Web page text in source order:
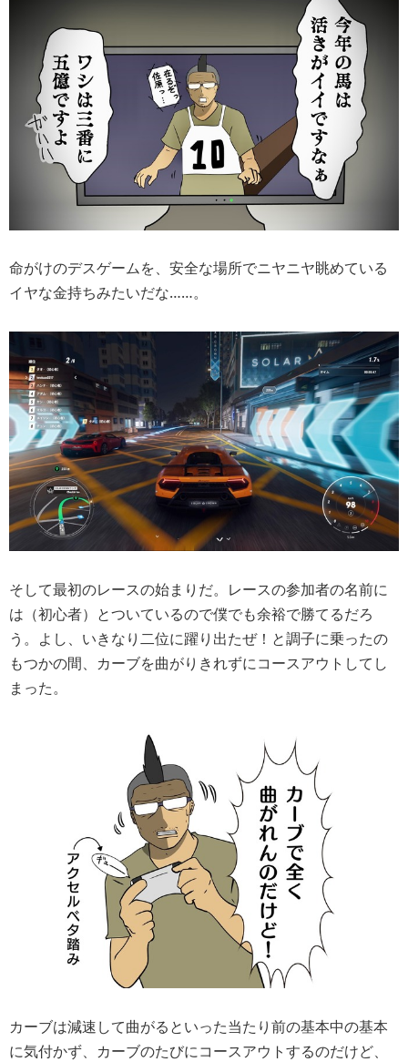
命がけのデスゲームを、安全な場所でニヤニヤ眺めている
イヤな金持ちみたいだな……。
そして最初のレースの始まりだ。レースの参加者の名前に
は（初心者）とついているので僕でも余裕で勝てるだろ
う。よし、いきなり二位に躍り出たぜ！と調子に乗ったの
もつかの間、カーブを曲がりきれずにコースアウトしてし
まった。
カーブは減速して曲がるといった当たり前の基本中の基本
に気付かず、カーブのたびにコースアウトするのだけど、